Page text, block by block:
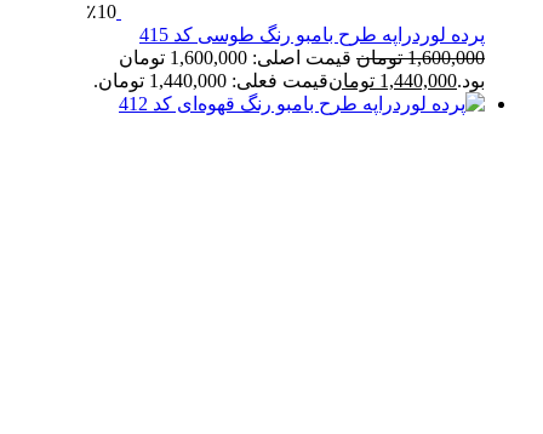
٪10
پرده لوردراپه طرح بامبو رنگ طوسی کد 415
1,600,000 تومان
قیمت اصلی: 1,600,000 تومان
بود.1,440,000 تومانقیمت فعلی: 1,440,000 تومان.